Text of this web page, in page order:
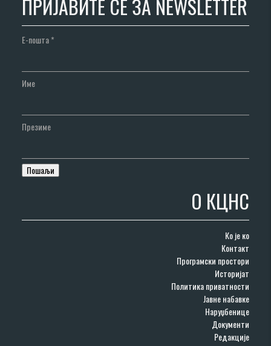
ПРИЈАВИТЕ СЕ ЗА NEWSLETTER
Е-пошта*
Име
Презиме
О КЦНС
Ко је ко
Контакт
Програмски простори
Историјат
Политика приватности
Јавне набавке
Наруџбенице
Документи
Редакције